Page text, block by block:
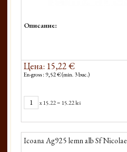
Описание:
Цена: 15,22 €
En-gross : 9,52 € (min. 3 buc.)
x15.22= 15.22 lei
Icoana Ag925 lemn alb Sf Nicolae